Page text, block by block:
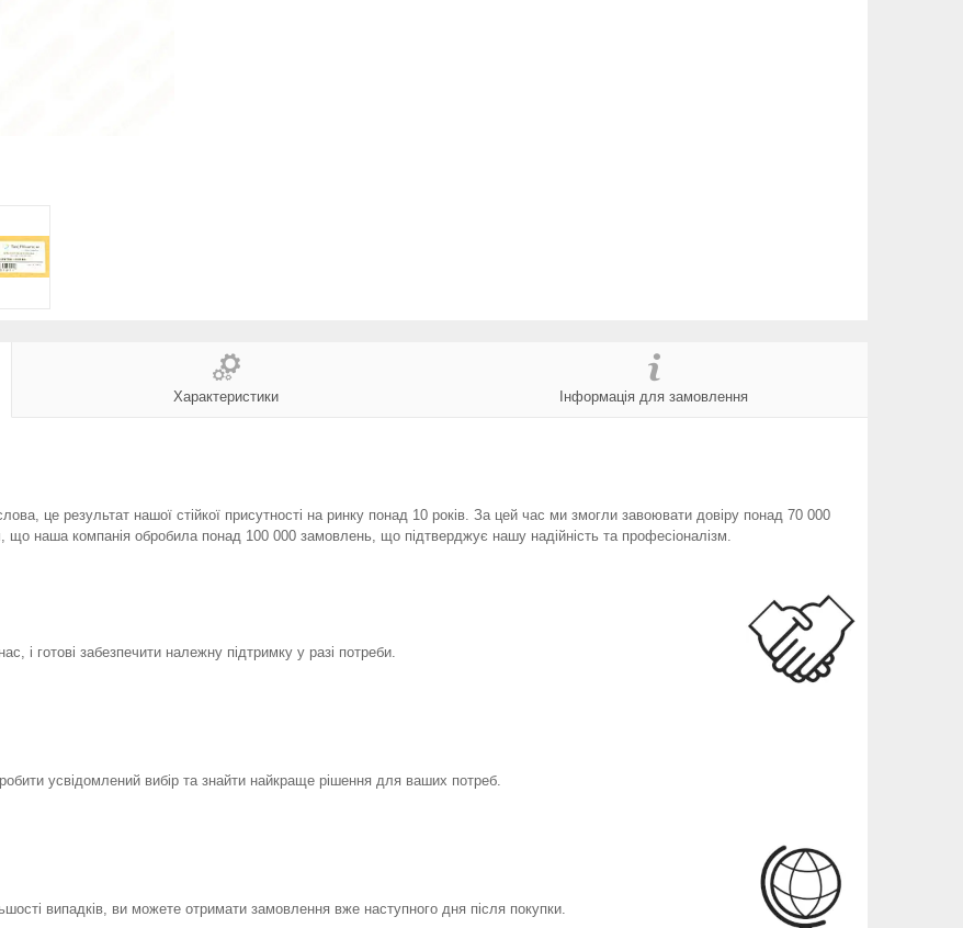
Характеристики Інформація для замовлення
це результат нашої стійкої присутності на ринку понад 10 років. За цей час ми змогли завоювати довіру понад 70 000
наша компанія обробила понад 100 000 замовлень, що підтверджує нашу надійність та професіоналізм.
і готові забезпечити належну підтримку у разі потреби.
усвідомлений вибір та знайти найкраще рішення для ваших потреб.
випадків, ви можете отримати замовлення вже наступного дня після покупки.